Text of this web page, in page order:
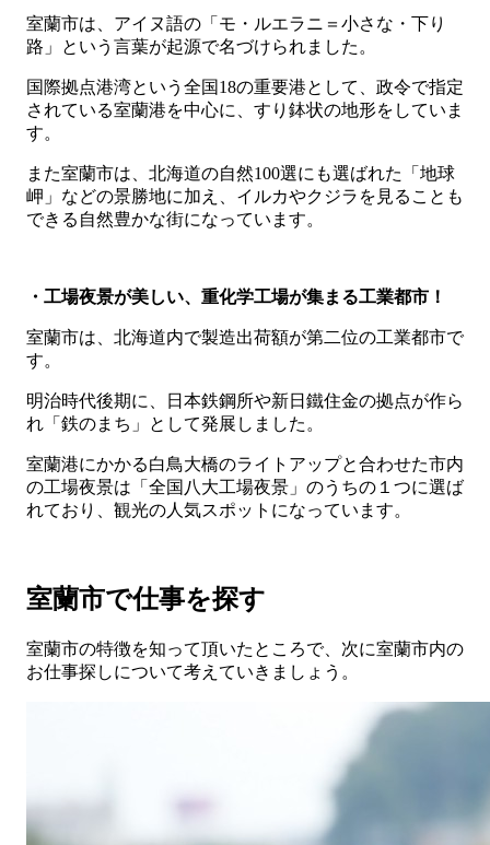
室蘭市は、アイヌ語の「モ・ルエラニ＝小さな・下り
路」という言葉が起源で名づけられました。
国際拠点港湾という全国18の重要港として、政令で指定
されている室蘭港を中心に、すり鉢状の地形をしていま
す。
また室蘭市は、北海道の自然100選にも選ばれた「地球
岬」などの景勝地に加え、イルカやクジラを見ることも
できる自然豊かな街になっています。
・工場夜景が美しい、重化学工場が集まる工業都市！
室蘭市は、北海道内で製造出荷額が第二位の工業都市で
す。
明治時代後期に、日本鉄鋼所や新日鐵住金の拠点が作ら
れ「鉄のまち」として発展しました。
室蘭港にかかる白鳥大橋のライトアップと合わせた市内
の工場夜景は「全国八大工場夜景」のうちの１つに選ば
れており、観光の人気スポットになっています。
室蘭市で仕事を探す
室蘭市の特徴を知って頂いたところで、次に室蘭市内の
お仕事探しについて考えていきましょう。